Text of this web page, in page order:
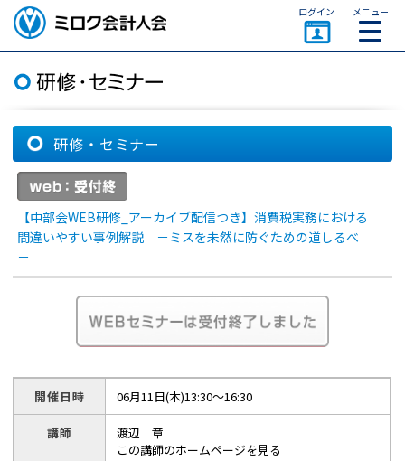
ミロク会計人会 MIROKU
ACCOUNTING PERSON
ASSOCIATION
ログイン メニュー
研修・セミナー
【中部会WEB研修_アーカイブ配信つき】消費税実務における
間違いやすい事例解説 －ミスを未然に防ぐための道しるべ
－
開催日時 06月11日(木)13:30～16:30
講師
渡辺 章
この講師のホームページを見る